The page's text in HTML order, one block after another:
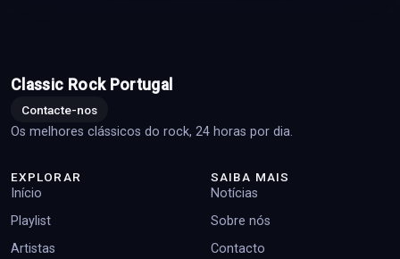
Classic Rock Portugal
Contacte-nos
Os melhores clássicos do rock, 24 horas por dia.
EXPLORAR
Início
Playlist
Artistas
SAIBA MAIS
Notícias
Sobre nós
Contacto